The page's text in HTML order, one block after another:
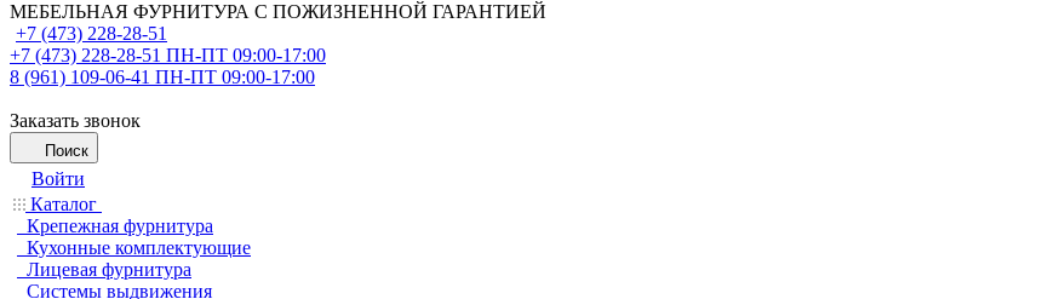
МЕБЕЛЬНАЯ ФУРНИТУРА С ПОЖИЗНЕННОЙ ГАРАНТИЕЙ
+7 (473) 228-28-51
+7 (473) 228-28-51 ПН-ПТ 09:00-17:00
8 (961) 109-06-41 ПН-ПТ 09:00-17:00
Заказать звонок
Поиск
Войти
Каталог
Крепежная фурнитура
Кухонные комплектующие
Лицевая фурнитура
Системы выдвижения